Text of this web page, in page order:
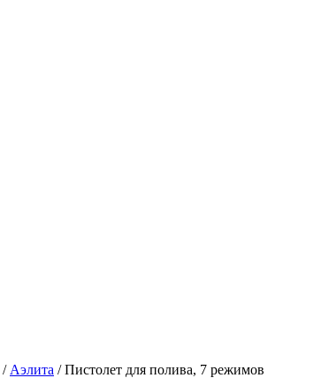
/ Аэлита /Пистолет для полива, 7 режимов